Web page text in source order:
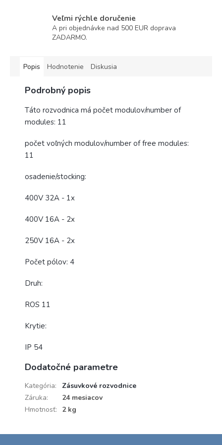
Veľmi rýchle doručenie
A pri objednávke nad 500 EUR doprava
ZADARMO.
Popis Hodnotenie Diskusia
Podrobný popis
Táto rozvodnica má počet modulov/number of
modules: 11
počet voľných modulov/number of free modules:
11
osadenie/stocking:
400V 32A - 1x
400V 16A - 2x
250V 16A - 2x
Počet pólov: 4
Druh:
ROS 11
Krytie:
IP 54
Dodatočné parametre
Kategória:
Zásuvkové rozvodnice
Záruka:
24 mesiacov
Hmotnosť: 2 kg